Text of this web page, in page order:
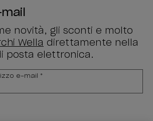
novità, gli sconti e molto
Wella direttamente nella
posta elettronica.
e-mail *